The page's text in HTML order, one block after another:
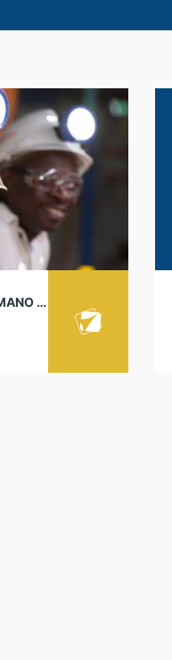
WORKSHOP GESTÃO DO FATOR HUMANO EM SEGURANÇA – GRANDE MINERACÃO